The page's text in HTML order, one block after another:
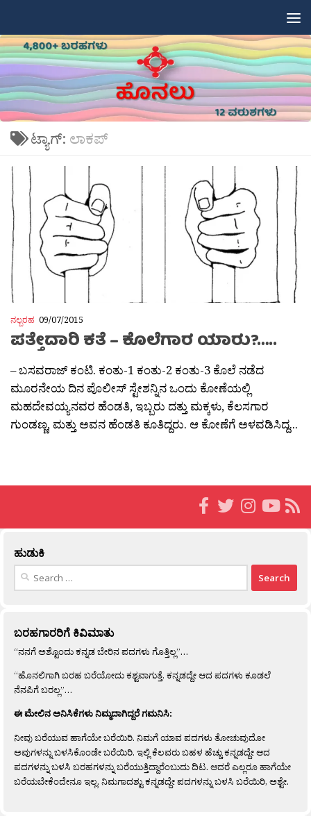
ಟ್ಯಾಗ್: ಲಾಕಪ್
ನಲ್ಬರಹ 09/07/2015
ಪತ್ತೇದಾರಿ ಕತೆ – ಕೊಲೆಗಾರ ಯಾರು?…..
– ಬಸವರಾಜ್ ಕಂಟಿ. ಕಂತು-1 ಕಂತು-2 ಕಂತು-3 ಕೊಲೆ ನಡೆದ
ಮೂರನೇಯ ದಿನ ಪೊಲೀಸ್ ಸ್ಟೇಶನ್ನಿನ ಒಂದು ಕೋಣೆಯಲ್ಲಿ
ಮಹದೇವಯ್ಯನವರ ಹೆಂಡತಿ, ಇಬ್ಬರು ದತ್ತು ಮಕ್ಕಳು, ಕೆಲಸಗಾರ
ಗುಂಡಣ್ಣ, ಮತ್ತು ಅವನ ಹೆಂಡತಿ ಕೂತಿದ್ದರು. ಆ ಕೋಣೆಗೆ ಅಳವಡಿಸಿದ್ದ...
ಹುಡುಕಿ
Search
ಬರಹಗಾರರಿಗೆ ಕಿವಿಮಾತು
“ನನಗೆ ಅಶ್ಟೊಂದು ಕನ್ನಡ ಬೇರಿನ ಪದಗಳು ಗೊತ್ತಿಲ್ಲ”…
“ಹೊನಲಿಗಾಗಿ ಬರಹ ಬರೆಯೋದು ಕಶ್ಟವಾಗುತ್ತೆ. ಕನ್ನಡದ್ದೇ ಆದ ಪದಗಳು ಕೂಡಲೆ
ನೆನಪಿಗೆ ಬರಲ್ಲ”…
ಈ ಮೇಲಿನ ಅನಿಸಿಕೆಗಳು ನಿಮ್ಮದಾಗಿದ್ದರೆ ಗಮನಿಸಿ:
ನೀವು ಬರೆಯುವ ಹಾಗೆಯೇ ಬರೆಯಿರಿ. ನಿಮಗೆ ಯಾವ ಪದಗಳು ತೋಚುವುದೋ
ಅವುಗಳನ್ನು ಬಳಸಿಕೊಂಡೇ ಬರೆಯಿರಿ. ಇಲ್ಲಿ ಕೆಲವರು ಬಹಳ ಹೆಚ್ಚು ಕನ್ನಡದ್ದೇ ಆದ
ಪದಗಳನ್ನು ಬಳಸಿ ಬರಹಗಳನ್ನು ಬರೆಯುತ್ತಿದ್ದಾರೆಂಬುದು ದಿಟ. ಆದರೆ ಎಲ್ಲರೂ ಹಾಗೆಯೇ
ಬರೆಯಬೇಕೆಂದೇನೂ ಇಲ್ಲ. ನಿಮಗಾದಶ್ಟು ಕನ್ನಡದ್ದೇ ಪದಗಳನ್ನು ಬಳಸಿ ಬರೆಯಿರಿ, ಅಶ್ಟೇ.